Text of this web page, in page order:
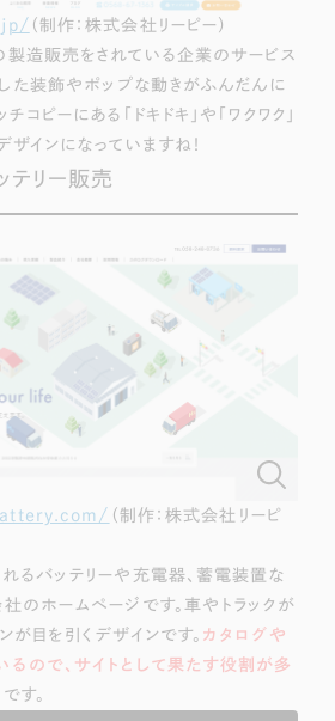
（制作：株式会社リーピー）
造販売をされている企業のサービス
した装飾やポップな動きがふんだんに
チコピーにある
「ドキドキ」や「ワクワク」
ザインになっていますね！
リー販売
（制作：株式会社リーピ
るバッテリーや充電器、蓄電装置な
のホームページです。車やトラックが
が目を引くデザインです。 カタログや
ので、 サイトとして果たす役割が多
す。